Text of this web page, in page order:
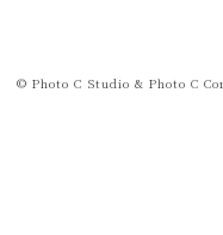
© Photo C Studio & Photo C